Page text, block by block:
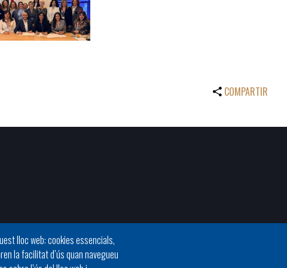
COMPARTIR
lloc web: cookies essencials,
la facilitat d’ús quan navegueu